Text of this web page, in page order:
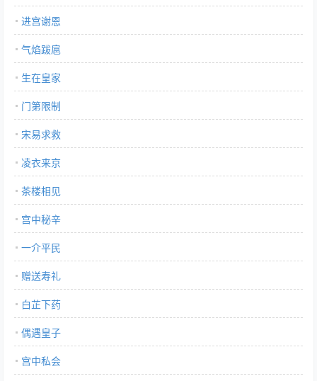
进宫谢恩
气焰跋扈
生在皇家
门第限制
宋易求救
凌衣来京
茶楼相见
宫中秘辛
一介平民
赠送寿礼
白芷下药
偶遇皇子
宫中私会